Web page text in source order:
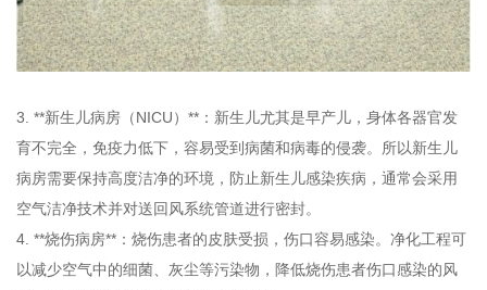
3. **新生儿病房（NICU）**：新生儿尤其是早产儿，身体各器官发
育不完全，免疫力低下，容易受到病菌和病毒的侵袭。所以新生儿
病房需要保持高度洁净的环境，防止新生儿感染疾病，通常会采用
空气洁净技术并对送回风系统管道进行密封。
4. **烧伤病房**：烧伤患者的皮肤受损，伤口容易感染。净化工程可
以减少空气中的细菌、灰尘等污染物，降低烧伤患者伤口感染的风